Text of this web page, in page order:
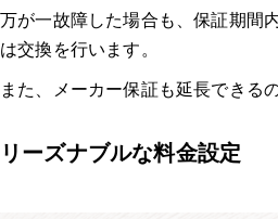
万が一故障した場合も、保証期間
は交換を行います。
また、メーカー保証も延長できる
リーズナブルな料金設定